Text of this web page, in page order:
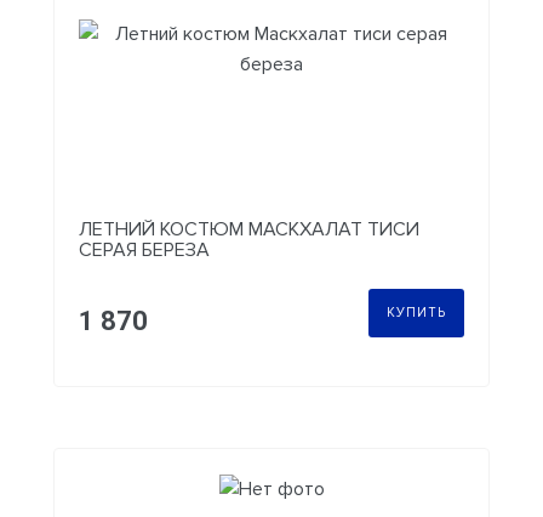
ЛЕТНИЙ КОСТЮМ МАСКХАЛАТ ТИСИ
СЕРАЯ БЕРЕЗА
1 870 КУПИТЬ